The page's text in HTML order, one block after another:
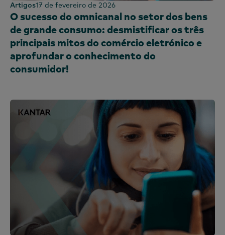
Artigos17 de fevereiro de 2026
O sucesso do omnicanal no setor dos bens
de grande consumo: desmistificar os três
principais mitos do comércio eletrónico e
aprofundar o conhecimento do
consumidor!